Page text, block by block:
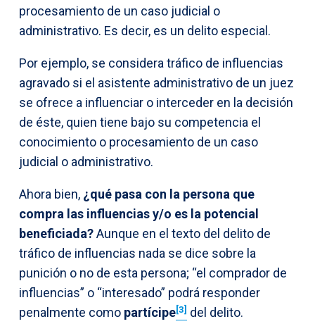
procesamiento de un caso judicial o
administrativo. Es decir, es un delito especial.
Por ejemplo, se considera tráfico de influencias
agravado si el asistente administrativo de un juez
se ofrece a influenciar o interceder en la decisión
de éste, quien tiene bajo su competencia el
conocimiento o procesamiento de un caso
judicial o administrativo.
Ahora bien, ¿qué pasa con la persona que
compra las influencias y/o es la potencial
beneficiada?Aunque en el texto del delito de
tráfico de influencias nada se dice sobre la
punición o no de esta persona; “el comprador de
influencias” o “interesado” podrá responder
penalmente como partícipe[3] del delito.